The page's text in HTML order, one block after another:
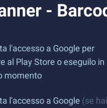
-
l'accesso a Google per
al Play Store o eseguilo in
momento
l'accesso a Google (se hai